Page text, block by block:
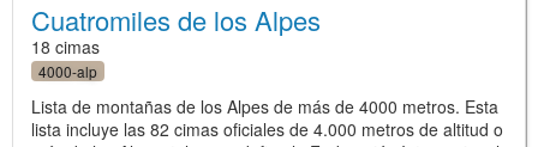
Cuatromiles de los Alpes
18 cimas
4000-alp
Lista de montañas de los Alpes de más de 4000 metros. Esta
lista incluye las 82 cimas oficiales de 4.000 metros de altitud o